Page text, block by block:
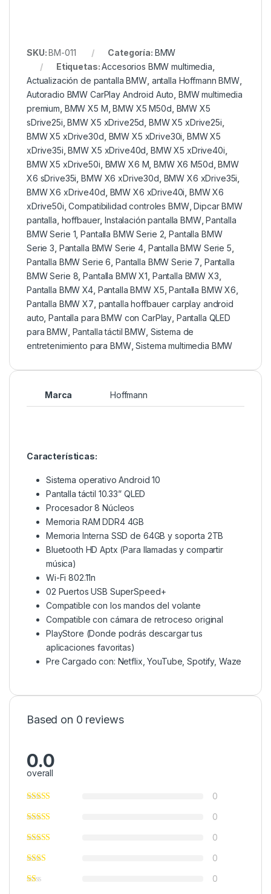
SKU:BM-011 Categoría: BMW
Etiquetas:Accesorios BMW multimedia
Actualización de pantalla BMW, antalla Hoffmann BMW,
Autoradio BMW CarPlay Android Auto BMW multimedia
premium BMW X5 M ,BMW X5 M50d BMW X5
sDrive25i ,BMW X5 xDrive25d BMW X5 xDrive25i
BMW X5 xDrive30d BMW X5 xDrive30i BMW X5
xDrive35i ,BMW X5 xDrive40d BMW X5 xDrive40i
BMW X5 xDrive50i BMW X6 M ,BMW X6 M50d ,BMW
X6 sDrive35i ,BMW X6 xDrive30d BMW X6 xDrive35i
BMW X6 xDrive40d BMW X6 xDrive40i BMW X6
xDrive50i ,Compatibilidad controles BMW,Dipcar BMW
pantalla hoffbauer,Instalación pantalla BMW,Pantalla
BMW Serie 1 ,Pantalla BMW Serie 2 ,Pantalla BMW
Serie 3 Pantalla BMW Serie 4, Pantalla BMW Serie 5
Pantalla BMW Serie 6 Pantalla BMW Serie 7 Pantalla
BMW Serie 8 ,Pantalla BMW X1 Pantalla BMW X3
Pantalla BMW X4, Pantalla BMW X5 ,Pantalla BMW X6
Pantalla BMW X7 pantalla hoffbauer carplay android
auto ,Pantalla para BMW con CarPlay Pantalla QLED
para BMW, Pantalla táctil BMW, Sistema de
entretenimiento para BMW,Sistema multimedia BMW
Marca Hoffmann
Características:
Sistema operativo Android 10
Pantalla táctil 10.33” QLED
Procesador 8 Núcleos
Memoria RAM DDR4 4GB
Memoria Interna SSD de 64GB y soporta 2TB
Bluetooth HD Aptx (Para llamadas y compartir
música)
Wi-Fi 802.11n
02 Puertos USB SuperSpeed+
Compatible con los mandos del volante
Compatible con cámara de retroceso original
PlayStore (Donde podrás descargar tus
aplicaciones favoritas)
Pre Cargado con: Netflix, YouTube, Spotify, Waze
Based on 0 reviews
0.0
overall
0
0
0
0
0